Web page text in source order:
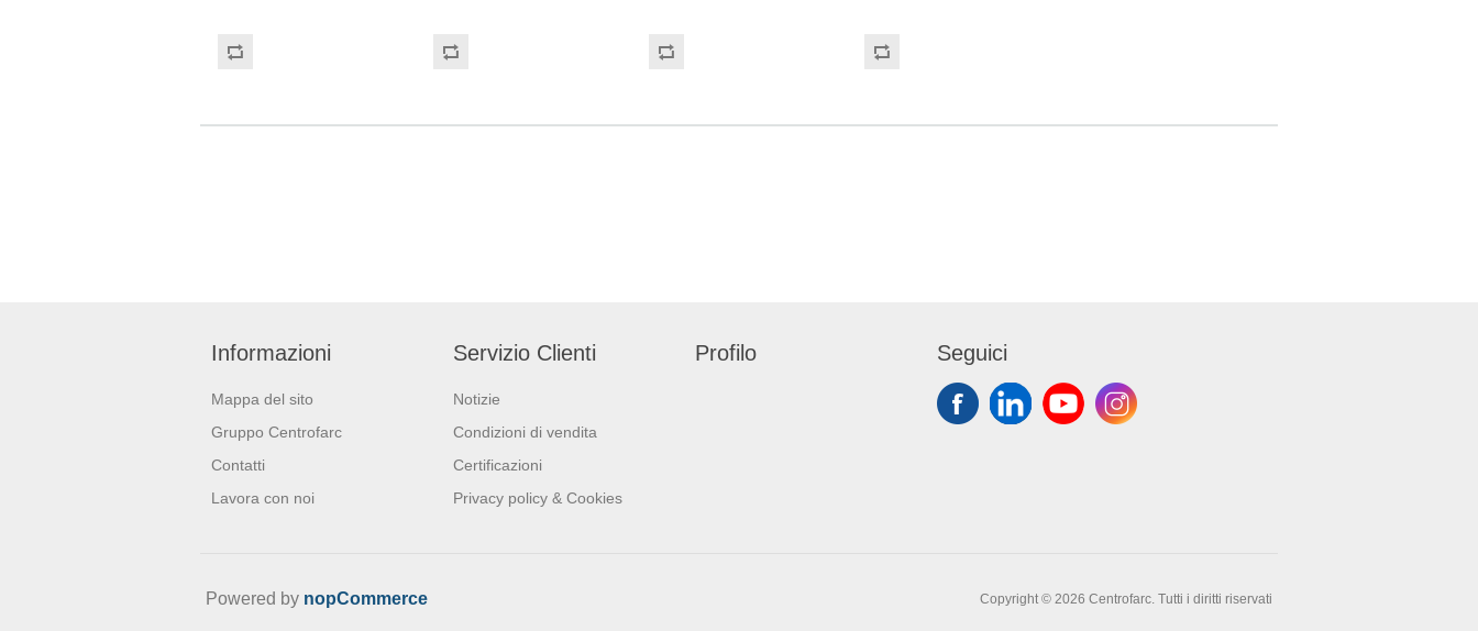
Gr/mq: 21. Prodotto con
Informazioni
Mappa del sito
Gruppo Centrofarc
Contatti
Lavora con noi
Servizio Clienti
Notizie
Condizioni di vendita
Certificazioni
Privacy policy & Cookies
Profilo Seguici
Copyright © 2026 Centrofarc. Tutti i diritti riservati
Powered by nopCommerce